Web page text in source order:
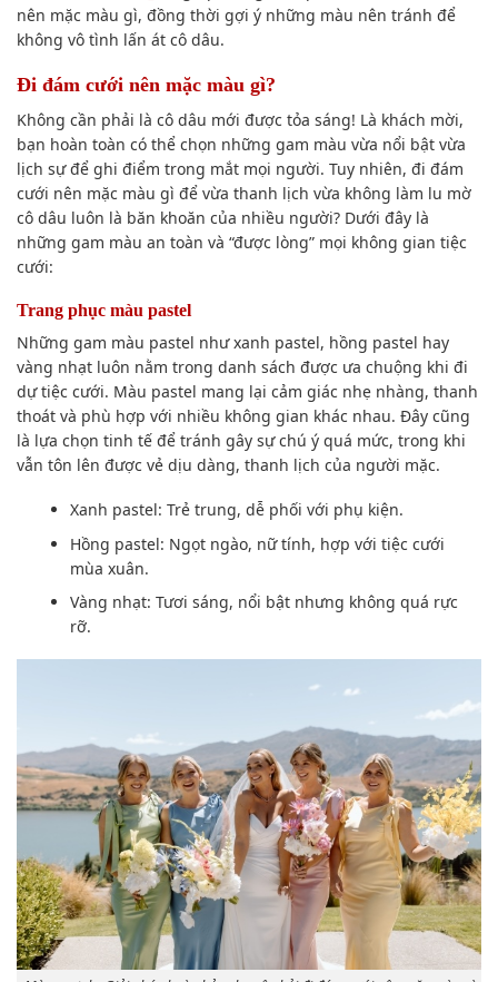
nên mặc màu gì, đồng thời gợi ý những màu nên tránh để
không vô tình lấn át cô dâu.
Đi đám cưới nên mặc màu gì​?
Không cần phải là cô dâu mới được tỏa sáng! Là khách mời,
bạn hoàn toàn có thể chọn những gam màu vừa nổi bật vừa
lịch sự để ghi điểm trong mắt mọi người. Tuy nhiên, đi đám
cưới nên mặc màu gì để vừa thanh lịch vừa không làm lu mờ
cô dâu luôn là băn khoăn của nhiều người? Dưới đây là
những gam màu an toàn và “được lòng” mọi không gian tiệc
cưới:
Trang phục màu pastel
Những gam màu pastel như xanh pastel, hồng pastel hay
vàng nhạt luôn nằm trong danh sách được ưa chuộng khi đi
dự tiệc cưới. Màu pastel mang lại cảm giác nhẹ nhàng, thanh
thoát và phù hợp với nhiều không gian khác nhau. Đây cũng
là lựa chọn tinh tế để tránh gây sự chú ý quá mức, trong khi
vẫn tôn lên được vẻ dịu dàng, thanh lịch của người mặc.
Xanh pastel: Trẻ trung, dễ phối với phụ kiện.
Hồng pastel: Ngọt ngào, nữ tính, hợp với tiệc cưới
mùa xuân.
Vàng nhạt: Tươi sáng, nổi bật nhưng không quá rực
rỡ.